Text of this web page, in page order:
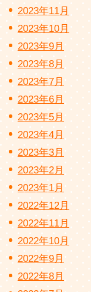
2023年11月
2023年10月
2023年9月
2023年8月
2023年7月
2023年6月
2023年5月
2023年4月
2023年3月
2023年2月
2023年1月
2022年12月
2022年11月
2022年10月
2022年9月
2022年8月